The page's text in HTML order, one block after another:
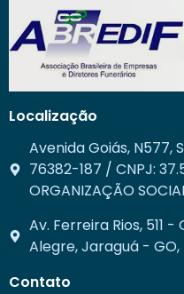
Localização
Avenida Goiás, N577,
76382-187 / CNPJ:
ORGANIZAÇÃO
Av. Ferreira Rios, 511
Alegre, Jaraguá -
Contato